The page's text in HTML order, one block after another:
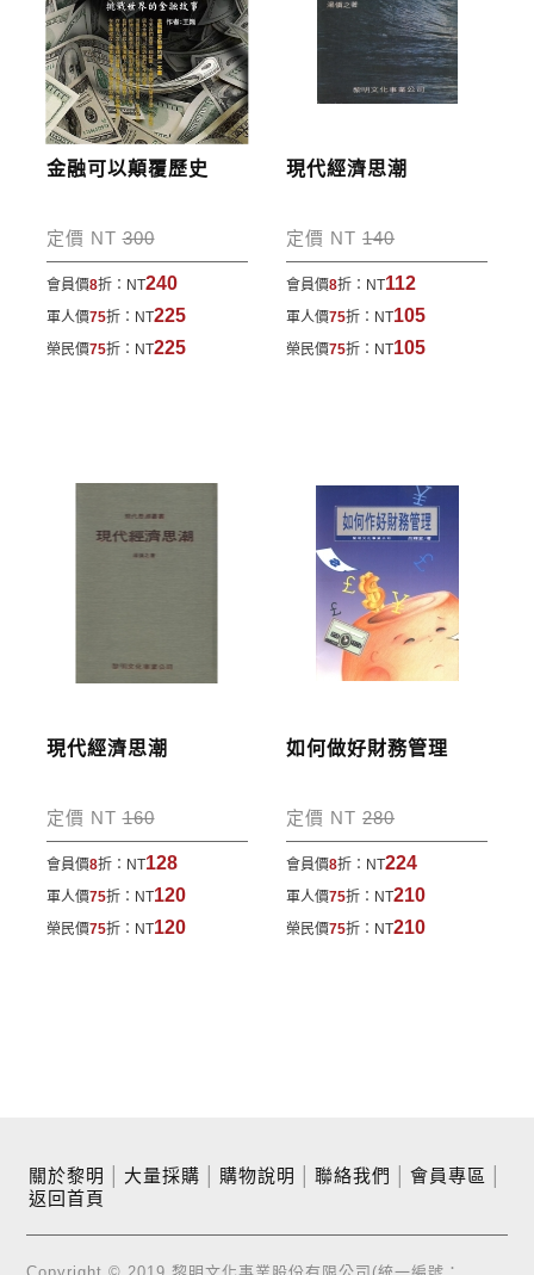
步驟4 完成訂購
訂購完成後，可至會員專區查詢「我的訂單」，查詢
訂單處理的狀態。
運費說明:
包裹運送，一律免運費；899元以下須自付80元運
費。外文書籍將由專人估價
，訂購後48小時內回覆運
寄送說明:
付款完成後，本公司將於七日內以郵寄方式寄送到您
所指定的地點。
金融可以顛覆歷史
定價 NT300
會員價8折： NT240
軍人價75折： NT225
榮民價75折： NT225
現代經濟思潮
定價 NT140
會員價8折： NT112
軍人價75折： NT105
榮民價75折： NT105
現代經濟思潮
定價 NT160
會員價8折： NT128
軍人價75折： NT120
榮民價75折： NT120
如何做好財務管理
定價 NT280
會員價8折： NT224
軍人價75折： NT210
榮民價75折： NT210
關於黎明 大量採購 購物說明 聯絡我們 會員專區
返回首頁